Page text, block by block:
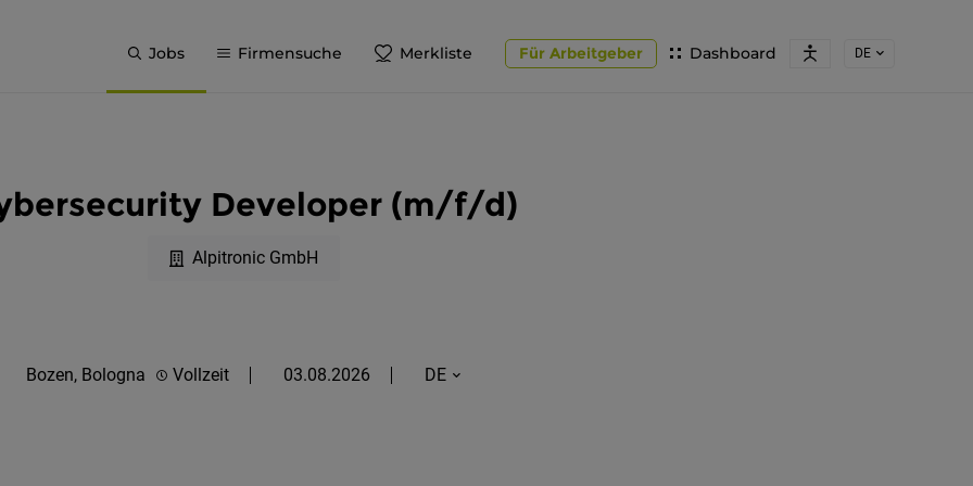
Jobs Firmensuche Merkliste Dashboard
Für Arbeitgeber DE
Developer (m/f/d)
Alpitronic GmbH
Bozen, Bologna Vollzeit 03.08.2026 DE